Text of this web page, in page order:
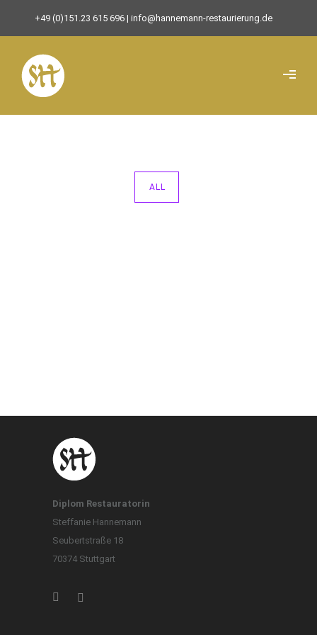
+49 (0)151.23 615 696| info@hannemann-restaurierung.de
ALL
Diplom Restauratorin
Steffanie Hannemann
Seubertstraße 18
70374 Stuttgart